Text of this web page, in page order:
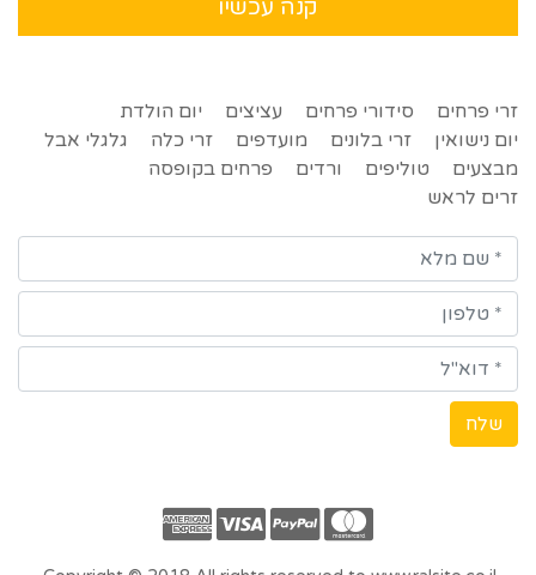
קנה עכשיו
זרי פרחים סידורי פרחים עציצים
יום הולדת
יום נישואין
זרי בלונים מועדפים זרי כלה
גלגלי אבל
מבצעים
טוליפים ורדים
פרחים בקופסה
זרים לראש
שלח